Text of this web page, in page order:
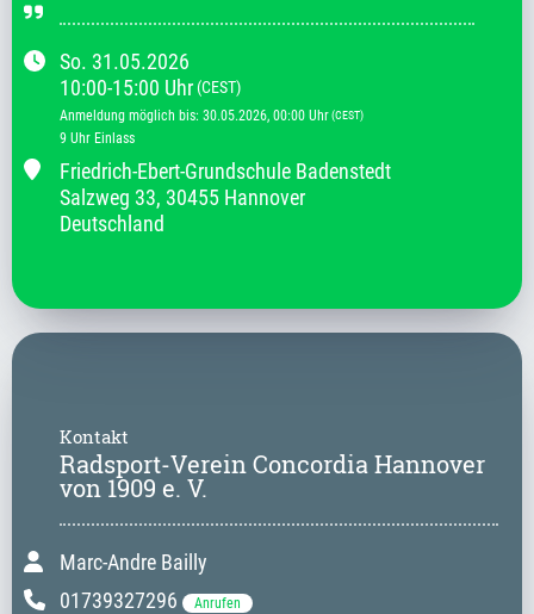
So. 31.05.2026
10:00-15:00 Uhr(CEST)
Anmeldung möglich bis: 30.05.2026, 00:00 Uhr(CEST)
9 Uhr Einlass
Friedrich-Ebert-Grundschule Badenstedt
Salzweg 33, 30455 Hannover
Deutschland
Kontakt
Radsport-Verein Concordia Hannover
von 1909 e. V.
Marc-Andre Bailly
01739327296
Anrufen